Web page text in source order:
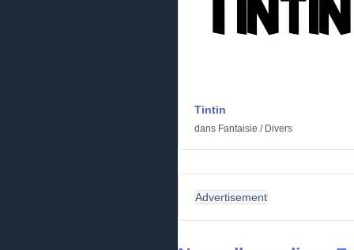
Tintin
dans Fantaisie / Divers
Advertisement